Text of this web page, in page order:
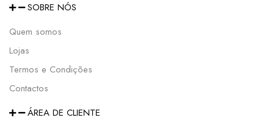
SOBRE NÓS
Quem somos
Lojas
Termos e Condições
Contactos
ÁREA DE CLIENTE